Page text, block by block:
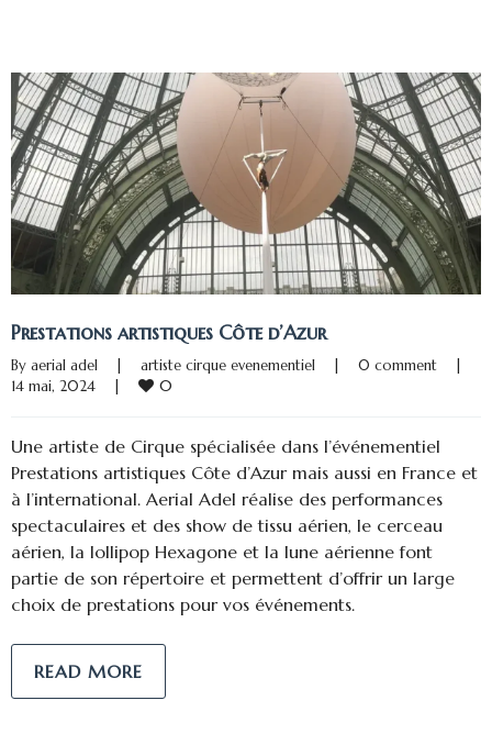
Prestations artistiques Côte d’Azur
By aerial adel artiste cirque evenementiel 0 comment
14 mai, 2024
0
Une artiste de Cirque spécialisée dans l’événementiel
Prestations artistiques Côte d’Azur mais aussi en France et
à l’international. Aerial Adel réalise des performances
spectaculaires et des show de tissu aérien, le cerceau
aérien, la lollipop Hexagone et la lune aérienne font
partie de son répertoire et permettent d’offrir un large
choix de prestations pour vos événements.
READ MORE